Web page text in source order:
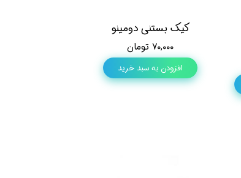
کیک بستنی دومینو
۷۰,۰۰۰ تومان
افزودن به سبد خرید